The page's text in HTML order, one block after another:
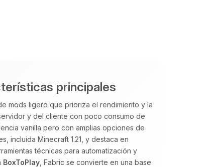
principales
mods ligero que prioriza el rendimiento y la
y del cliente con poco consumo de
vanilla pero con amplias opciones de
incluida Minecraft 1.21, y destaca en
técnicas para automatización y
BoxToPlay , Fabric se convierte en una base